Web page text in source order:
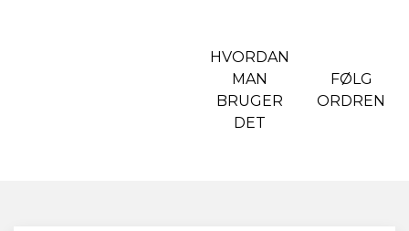
HVORDAN
MAN
BRUGER
DET
FØLG
ORDREN